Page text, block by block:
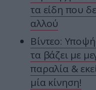
τα είδη που
αλλού
Βίντεο:
τα βάζει με
παραλία &
μία κίνηση!